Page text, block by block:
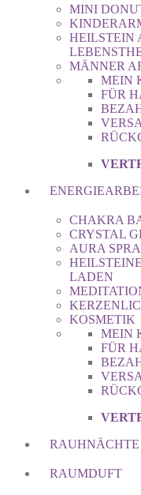
MINI
HEILSTEIN
MÄNNER
MEIN
FÜR
CHAKRA
CRYSTAL
AURA
LADEN
KOSMETIK
MEIN
FÜR
RAUHNÄCHTE
RAUMDUFT